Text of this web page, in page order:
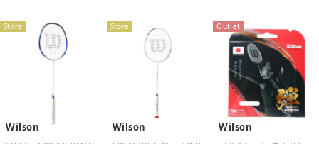
Store
Wilson
Store
Wilson
Outlet
Wilson